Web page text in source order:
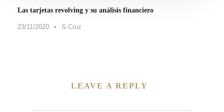
Las tarjetas revolving y su análisis financiero
23/11/2020 • S.Cruz
LEAVE A REPLY